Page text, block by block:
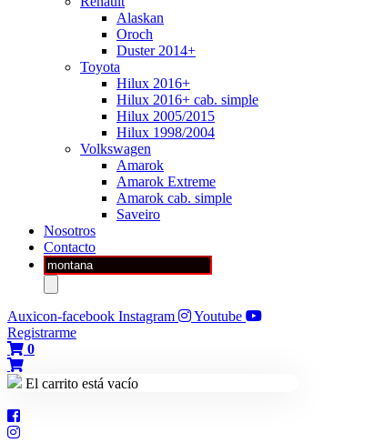
Alaskan
Oroch
Duster 2014+
Toyota
Hilux 2016+
Hilux 2016+ cab. simple
Hilux 2005/2015
Hilux 1998/2004
Volkswagen
Amarok
Amarok Extreme
Amarok cab. simple
Saveiro
Nosotros
Contacto
Búsqueda
de
productos
Auxicon-facebook Instagram
Youtube
Registrarme
0
El carrito está vacío